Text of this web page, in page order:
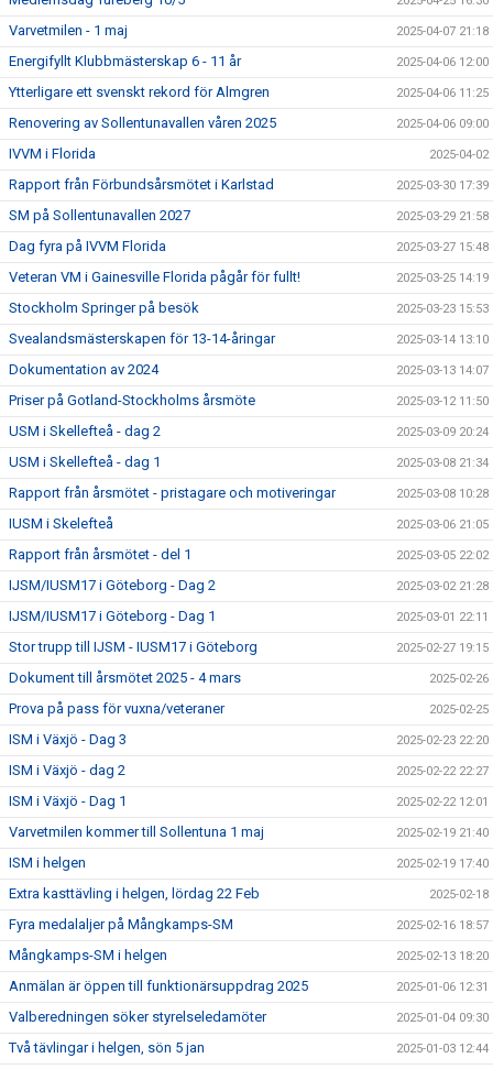
Varvetmilen - 1 maj 2025-04-07 21:18
Energifyllt Klubbmästerskap 6 - 11 år 2025-04-06 12:00
Ytterligare ett svenskt rekord för Almgren 2025-04-06 11:25
Renovering av Sollentunavallen våren 2025 2025-04-06 09:00
IVVM i Florida 2025-04-02
Rapport från Förbundsårsmötet i Karlstad 2025-03-30 17:39
SM på Sollentunavallen 2027 2025-03-29 21:58
Dag fyra på IVVM Florida 2025-03-27 15:48
Veteran VM i Gainesville Florida pågår för fullt! 2025-03-25 14:19
Stockholm Springer på besök 2025-03-23 15:53
Svealandsmästerskapen för 13-14-åringar 2025-03-14 13:10
Dokumentation av 2024 2025-03-13 14:07
Priser på Gotland-Stockholms årsmöte 2025-03-12 11:50
USM i Skellefteå - dag 2 2025-03-09 20:24
USM i Skellefteå - dag 1 2025-03-08 21:34
Rapport från årsmötet - pristagare och motiveringar 2025-03-08 10:28
IUSM i Skelefteå 2025-03-06 21:05
Rapport från årsmötet - del 1 2025-03-05 22:02
IJSM/IUSM17 i Göteborg - Dag 2 2025-03-02 21:28
IJSM/IUSM17 i Göteborg - Dag 1 2025-03-01 22:11
Stor trupp till IJSM - IUSM17 i Göteborg 2025-02-27 19:15
Dokument till årsmötet 2025 - 4 mars 2025-02-26
Prova på pass för vuxna/veteraner 2025-02-25
ISM i Växjö - Dag 3 2025-02-23 22:20
ISM i Växjö - dag 2 2025-02-22 22:27
ISM i Växjö - Dag 1 2025-02-22 12:01
Varvetmilen kommer till Sollentuna 1 maj 2025-02-19 21:40
ISM i helgen 2025-02-19 17:40
Extra kasttävling i helgen, lördag 22 Feb 2025-02-18
Fyra medalaljer på Mångkamps-SM 2025-02-16 18:57
Mångkamps-SM i helgen 2025-02-13 18:20
Anmälan är öppen till funktionärsuppdrag 2025 2025-01-06 12:31
Valberedningen söker styrelseledamöter 2025-01-04 09:30
Två tävlingar i helgen, sön 5 jan 2025-01-03 12:44